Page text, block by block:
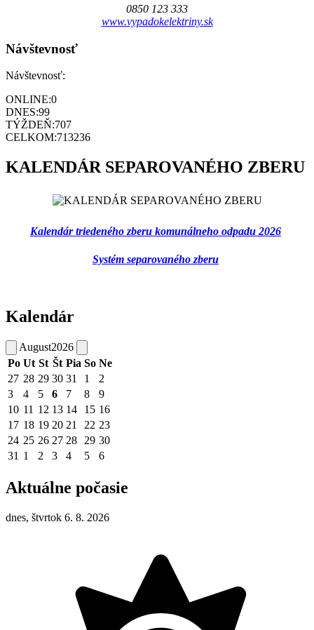
0850 123 333
www.vypadokelektriny.sk
Návštevnosť
Návštevnosť:
ONLINE:0
DNES:99
TÝŽDEŇ:707
CELKOM:713236
KALENDÁR SEPAROVANÉHO ZBERU
Kalendár triedeného zberu komunálneho odpadu 2026
Systém separovaného zberu
Kalendár
August2026
Po Ut St Št Pia So Ne
27 28 29 30 31 1
2
3
4 5 6 7 8
9
10 11 12 13 14 15 16
17 18 19 20 21 22 23
24 25 26 27 28 29 30
31 1 2 3 4 5 6
Aktuálne počasie
dnes, štvrtok 6. 8. 2026